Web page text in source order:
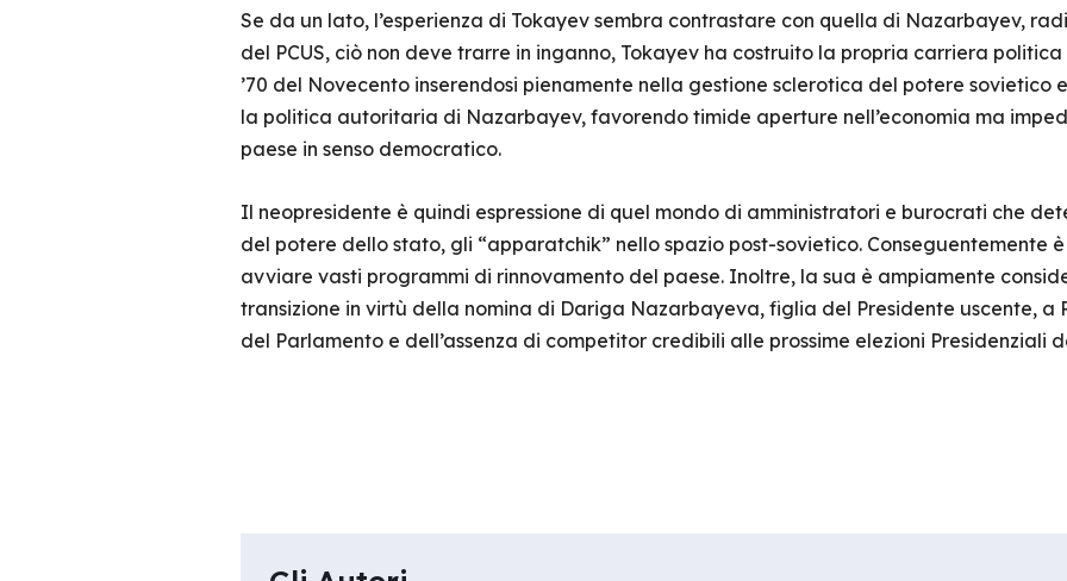
Se da un lato, l’esperienza di Tokayev sembra contrastare con quella di Nazarbayev,
del PCUS, ciò non deve trarre in inganno, Tokayev ha costruito la propria carriera
’70 del Novecento inserendosi pienamente nella gestione sclerotica del potere sovietico
la politica autoritaria di Nazarbayev, favorendo timide aperture nell’economia ma
paese in senso democratico.
Il neopresidente è quindi espressione di quel mondo di amministratori e burocrati che
del potere dello stato, gli “apparatchik” nello spazio post-sovietico. Conseguentemente
avviare vasti programmi di rinnovamento del paese. Inoltre, la sua è ampiamente
transizione in virtù della nomina di Dariga Nazarbayeva, figlia del Presidente uscente, a
del Parlamento e dell’assenza di competitor credibili alle prossime elezioni Presidenziali